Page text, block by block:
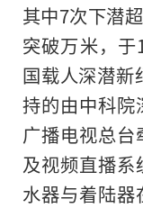
其中7次下潜
突破万米，
国载人深潜新
持的由中科
广播电视总
及视频直播
水器与着陆